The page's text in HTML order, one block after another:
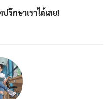
รึกษาเราได้เลย!